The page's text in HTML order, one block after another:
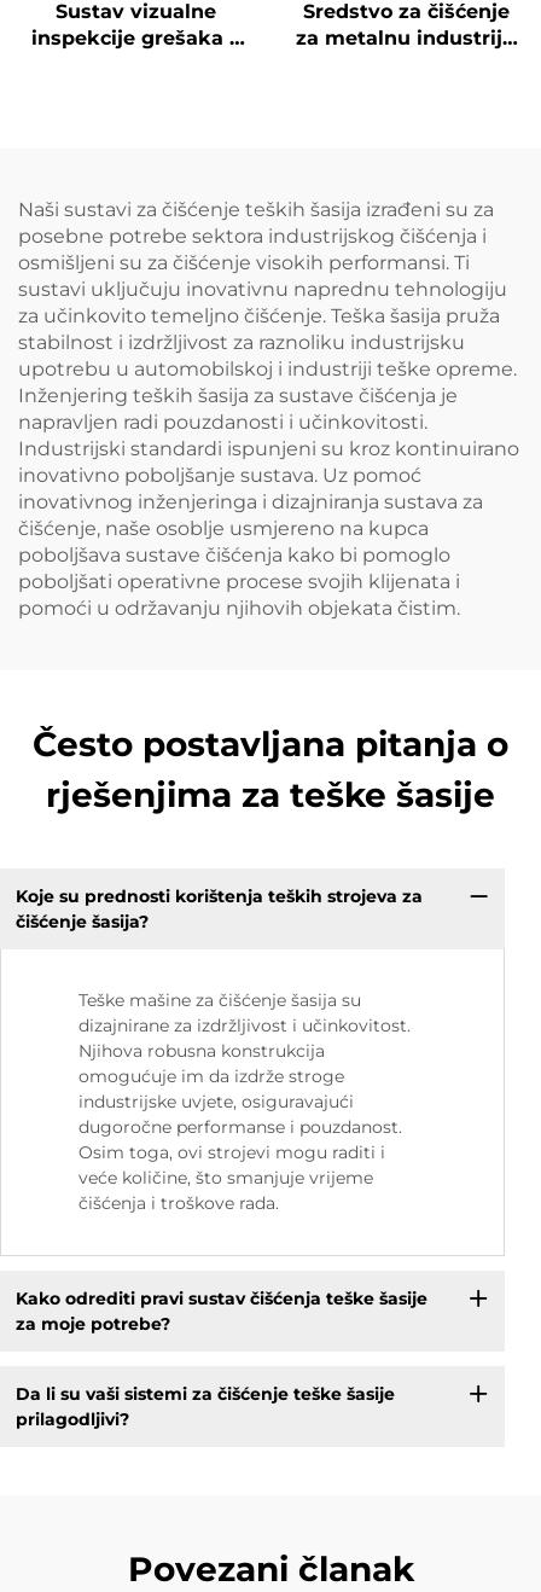
Sustav vizualne
inspekcije grešaka –
Sredstvo za čišćenje
za metalnu industriju
Naši sustavi za čišćenje teških šasija izrađeni su za
posebne potrebe sektora industrijskog čišćenja i
osmišljeni su za čišćenje visokih performansi. Ti
sustavi uključuju inovativnu naprednu tehnologiju
za učinkovito temeljno čišćenje. Teška šasija pruža
stabilnost i izdržljivost za raznoliku industrijsku
upotrebu u automobilskoj i industriji teške opreme.
Inženjering teških šasija za sustave čišćenja je
napravljen radi pouzdanosti i učinkovitosti.
Industrijski standardi ispunjeni su kroz kontinuirano
inovativno poboljšanje sustava. Uz pomoć
inovativnog inženjeringa i dizajniranja sustava za
čišćenje, naše osoblje usmjereno na kupca
poboljšava sustave čišćenja kako bi pomoglo
poboljšati operativne procese svojih klijenata i
pomoći u održavanju njihovih objekata čistim.
Često postavljana pitanja o
rješenjima za teške šasije
Koje su prednosti korištenja teških strojeva za
čišćenje šasija?
Teške mašine za čišćenje šasija su
dizajnirane za izdržljivost i učinkovitost.
Njihova robusna konstrukcija
omogućuje im da izdrže stroge
industrijske uvjete, osiguravajući
dugoročne performanse i pouzdanost.
Osim toga, ovi strojevi mogu raditi i
veće količine, što smanjuje vrijeme
čišćenja i troškove rada.
Kako odrediti pravi sustav čišćenja teške šasije
za moje potrebe?
Da li su vaši sistemi za čišćenje teške šasije
prilagodljivi?
Povezani članak